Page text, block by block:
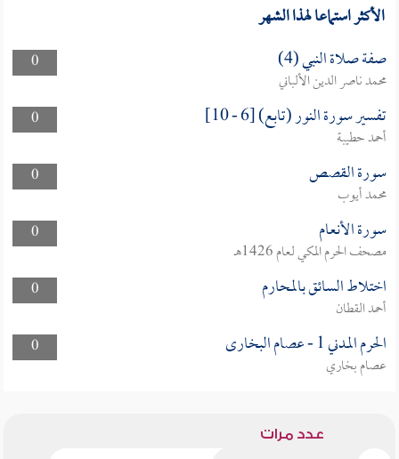
الأكثر استماعا لهذا الشهر
0 صفة صلاة النبي (4)
محمد ناصر الدين الألباني
0
تفسير سورة النور (تابع) [6 - 10]
أحمد حطيبة
0
سورة القصص
محمد أيوب
0
سورة الأنعام
مصحف الحرم المكي لعام 1426هـ
0
اختلاط السائق بالمحارم
أحمد القطان
0
الحرم المدني 1 - عصام البخارى
عصام بخاري
عدد مرات